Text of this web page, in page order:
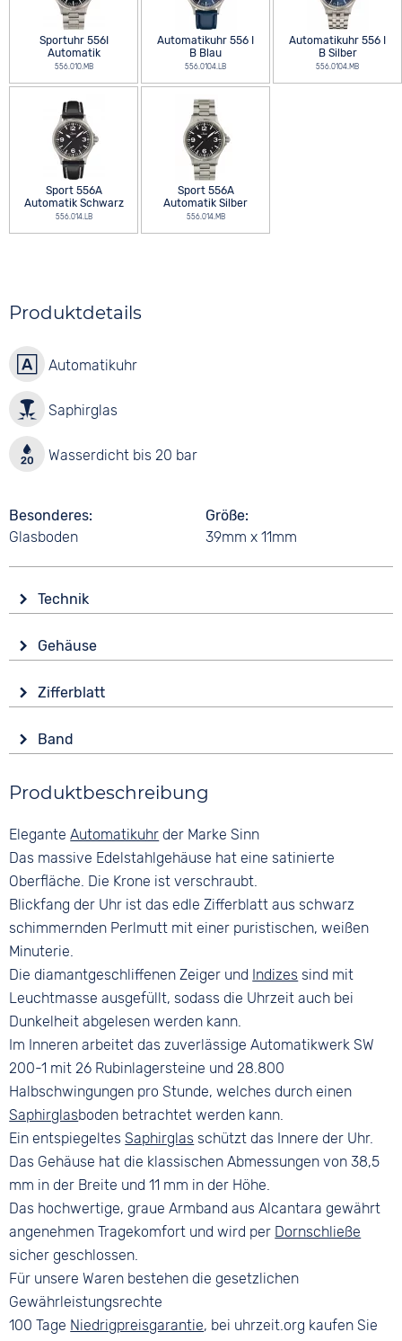
Sportuhr 556I
Automatik
556.010.MB
Automatikuhr 556 I
B Blau
556.0104.LB
Automatikuhr 556 I
B Silber
556.0104.MB
Sport 556A
Automatik Schwarz
556.014.LB
Sport 556A
Automatik Silber
556.014.MB
Produktdetails
Automatikuhr
Saphirglas
Wasserdicht bis 20 bar
Besonderes
Glasboden
Größe
39mm x 11mm
Technik
Automatik
Funktionen
Leuchtzeiger / -ziffern
Wasserdicht
20 bar
Gehäuse
Saphirglas
Form
Rund
Material
Farbe
Silber
Zifferblatt
Analog
Anthrazit
Ziffern
Keine
Band
Anthrazit
Material
Glattleder
Bandschließe
Dornschließe
Produktbeschreibung
EleganteAutomatikuhr der Marke Sinn
Das massive Edelstahlgehäuse hat eine satinierte
Oberfläche. Die Krone ist verschraubt.
Blickfang der Uhr ist das edle Zifferblatt aus schwarz
schimmernden Perlmutt mit einer puristischen, weißen
Minuterie.
Die diamantgeschliffenen Zeiger und Indizes sind mit
Leuchtmasse ausgefüllt, sodass die Uhrzeit auch bei
Dunkelheit abgelesen werden kann.
Im Inneren arbeitet das zuverlässige Automatikwerk SW
200-1 mit 26 Rubinlagersteine und 28.800
Halbschwingungen pro Stunde, welches durch einen
Saphirglasboden betrachtet werden kann.
Ein entspiegeltesSaphirglas schützt das Innere der Uhr.
Das Gehäuse hat die klassischen Abmessungen von 38,5
mm in der Breite und 11 mm in der Höhe.
Das hochwertige, graue Armband aus Alcantara gewährt
angenehmen Tragekomfort und wird per Dornschließe
sicher geschlossen.
Für unsere Waren bestehen die gesetzlichen
Gewährleistungsrechte
100 Tage Niedrigpreisgarantie, bei uhrzeit.org kaufen Sie